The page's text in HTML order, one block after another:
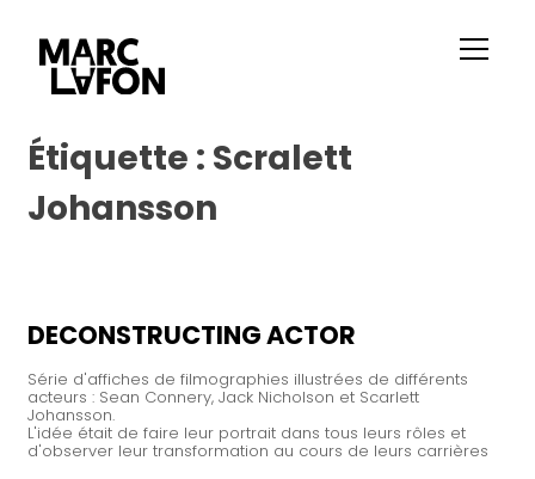
Étiquette : Scralett
Johansson
DECONSTRUCTING ACTOR
Série d'affiches de filmographies illustrées de différents
acteurs : Sean Connery, Jack Nicholson et Scarlett
Johansson.
L'idée était de faire leur portrait dans tous leurs rôles et
d'observer leur transformation au cours de leurs carrières